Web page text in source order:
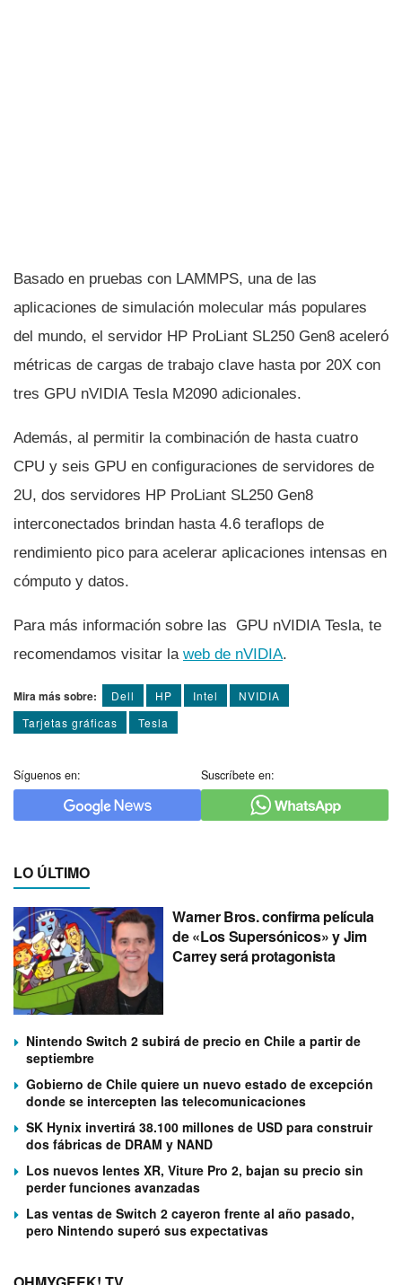
Basado en pruebas con LAMMPS, una de las
aplicaciones de simulación molecular más populares
del mundo, el servidor HP ProLiant SL250 Gen8 aceleró
métricas de cargas de trabajo clave hasta por 20X con
tres GPU nVIDIA Tesla M2090 adicionales.
Además, al permitir la combinación de hasta cuatro
CPU y seis GPU en configuraciones de servidores de
2U, dos servidores HP ProLiant SL250 Gen8
interconectados brindan hasta 4.6 teraflops de
rendimiento pico para acelerar aplicaciones intensas en
cómputo y datos.
Para más información sobre las GPU nVIDIA Tesla, te
recomendamos visitar la web de nVIDIA.
Mira más sobre: Dell HP Intel
NVIDIA
Tarjetas gráficas
Tesla
Síguenos en: Suscríbete en:
LO ÚLTIMO
Warner Bros. confirma película
de «Los Supersónicos» y Jim
Carrey será protagonista
Nintendo Switch 2 subirá de precio en Chile a partir de
septiembre
Gobierno de Chile quiere un nuevo estado de excepción
donde se intercepten las telecomunicaciones
SK Hynix invertirá 38.100 millones de USD para construir
dos fábricas de DRAM y NAND
Los nuevos lentes XR, Viture Pro 2, bajan su precio sin
perder funciones avanzadas
Las ventas de Switch 2 cayeron frente al año pasado,
pero Nintendo superó sus expectativas